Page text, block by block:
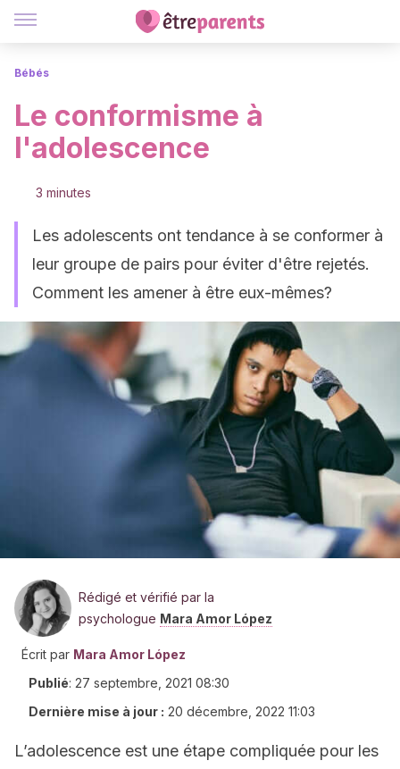
Bébés
Le conformisme à
l'adolescence
3 minutes
Les adolescents ont tendance à se conformer à
leur groupe de pairs pour éviter d'être rejetés.
Comment les amener à être eux-mêmes?
Rédigé et vérifié par la
psychologue Mara Amor López
Écrit par Mara Amor López
Publié: 27 septembre, 2021 08:30
Dernière mise à jour : 20 décembre, 2022 11:03
L’adolescence est une étape compliquée pour les